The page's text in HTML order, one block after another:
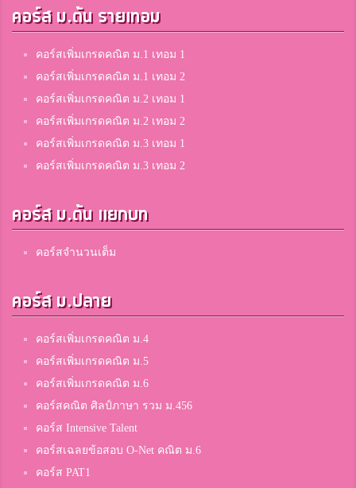
คอร์ส ม.ต้น รายเทอม
คอร์สเพิ่มเกรดคณิต ม.1 เทอม 1
คอร์สเพิ่มเกรดคณิต ม.1 เทอม 2
คอร์สเพิ่มเกรดคณิต ม.2 เทอม 1
คอร์สเพิ่มเกรดคณิต ม.2 เทอม 2
คอร์สเพิ่มเกรดคณิต ม.3 เทอม 1
คอร์สเพิ่มเกรดคณิต ม.3 เทอม 2
คอร์ส ม.ต้น แยกบท
คอร์สจำนวนเต็ม
คอร์ส ม.ปลาย
คอร์สเพิ่มเกรดคณิต ม.4
คอร์สเพิ่มเกรดคณิต ม.5
คอร์สเพิ่มเกรดคณิต ม.6
คอร์สคณิต ศิลป์ภาษา รวม ม.456
คอร์ส Intensive Talent
คอร์สเฉลยข้อสอบ O-Net คณิต ม.6
คอร์ส PAT1